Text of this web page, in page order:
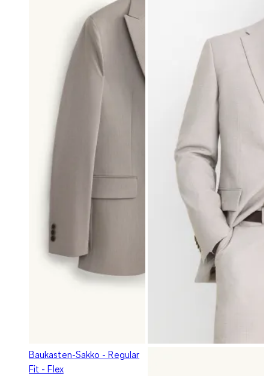
Baukasten-Sakko - Regular
Fit - Flex